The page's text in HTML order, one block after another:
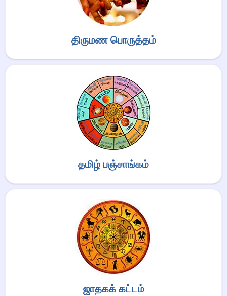
திருமண பொருத்தம்
தமிழ் பஞ்சாங்கம்
ஜாதகக் கட்டம்